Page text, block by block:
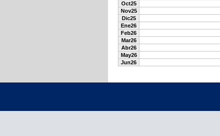
Oct25
Nov25
Dic25
Ene26
Feb26
Mar26
Abr26
May26
Jun26